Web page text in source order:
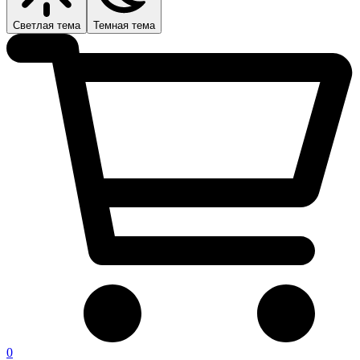
Светлая тема Темная тема
0